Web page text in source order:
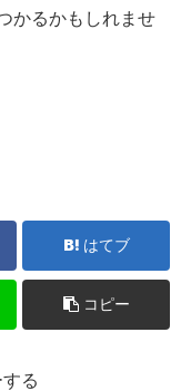
かるかもしれませ
はてブ
コピー
る